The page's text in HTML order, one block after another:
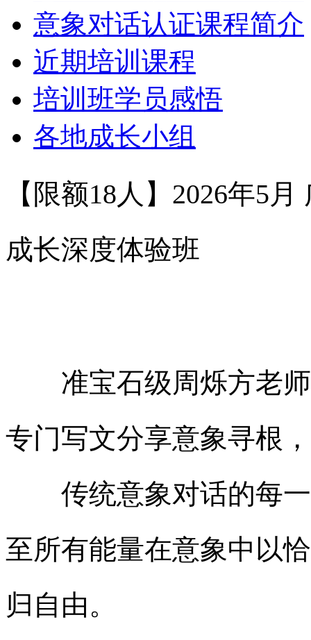
意象对话认证课程简介
近期培训课程
培训班学员感悟
各地成长小组
【限额18人】 2026年5月
成长深度体验班
准宝石级周烁方老师
专门写文分享意象寻根
传统意象对话的每一
至所有能量在意象中以
归自由。